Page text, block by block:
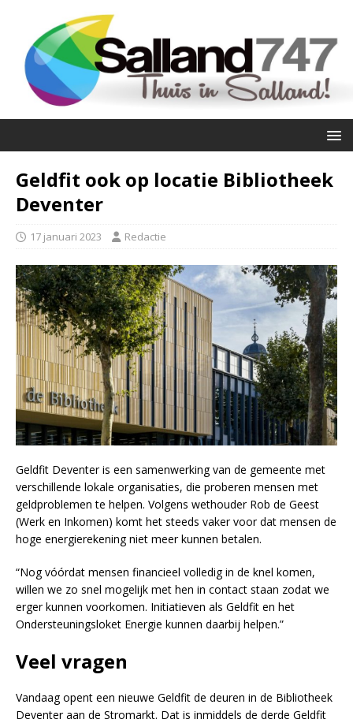
Geldfit ook op locatie Bibliotheek
Deventer
17 januari 2023 Redactie
Geldfit Deventer is een samenwerking van de gemeente met
verschillende lokale organisaties, die proberen mensen met
geldproblemen te helpen. Volgens wethouder Rob de Geest
(Werk en Inkomen) komt het steeds vaker voor dat mensen de
hoge energierekening niet meer kunnen betalen.
“Nog vóórdat mensen financieel volledig in de knel komen,
willen we zo snel mogelijk met hen in contact staan zodat we
erger kunnen voorkomen. Initiatieven als Geldfit en het
Ondersteuningsloket Energie kunnen daarbij helpen.”
Veel vragen
Vandaag opent een nieuwe Geldfit de deuren in de Bibliotheek
Deventer aan de Stromarkt. Dat is inmiddels de derde Geldfit